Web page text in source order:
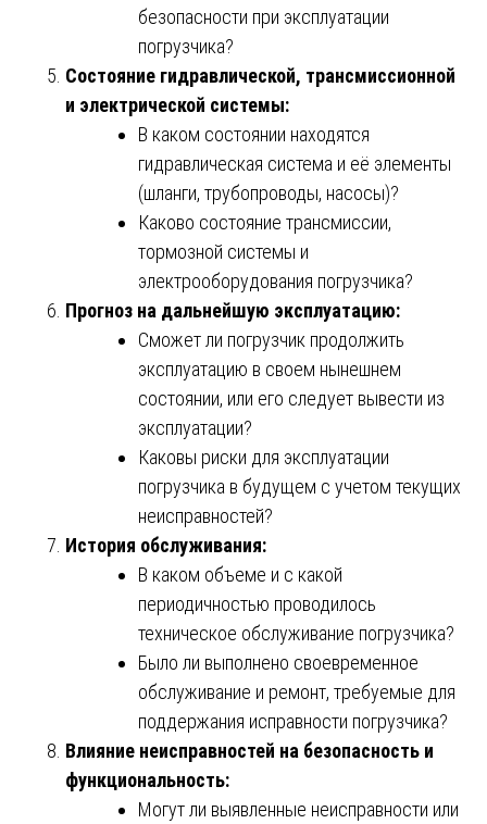
безопасности при эксплуатации
погрузчика?
Состояние гидравлической, трансмиссионной
и электрической системы:
В каком состоянии находятся
гидравлическая система и её элементы
(шланги, трубопроводы, насосы)?
Каково состояние трансмиссии,
тормозной системы и
электрооборудования погрузчика?
Прогноз на дальнейшую эксплуатацию:
Сможет ли погрузчик продолжить
эксплуатацию в своем нынешнем
состоянии, или его следует вывести из
эксплуатации?
Каковы риски для эксплуатации
погрузчика в будущем с учетом текущих
неисправностей?
История обслуживания:
В каком объеме и с какой
периодичностью проводилось
техническое обслуживание погрузчика?
Было ли выполнено своевременное
обслуживание и ремонт, требуемые для
поддержания исправности погрузчика?
Влияние неисправностей на безопасность и
функциональность:
Могут ли выявленные неисправности или